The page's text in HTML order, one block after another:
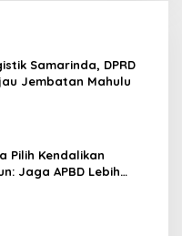
Samarinda, DPRD
Jembatan Mahulu
Pilih Kendalikan
Jaga APBD Lebih